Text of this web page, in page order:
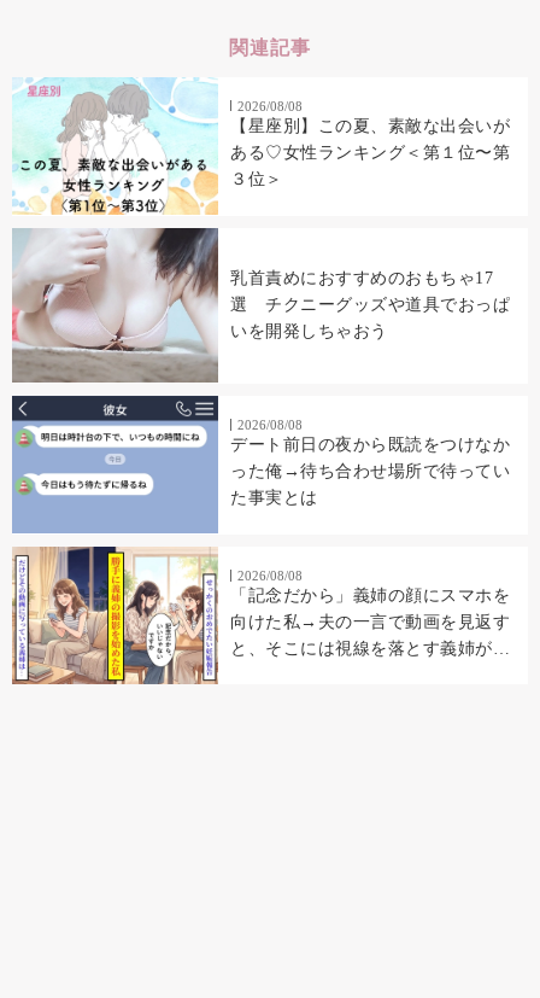
関連記事
2026/08/08
【星座別】この夏、素敵な出会いが
ある♡女性ランキング＜第１位〜第
３位＞
乳首責めにおすすめのおもちゃ17
選 チクニーグッズや道具でおっぱ
いを開発しちゃおう
2026/08/08
デート前日の夜から既読をつけなか
った俺→待ち合わせ場所で待ってい
た事実とは
2026/08/08
「記念だから」義姉の顔にスマホを
向けた私→夫の一言で動画を見返す
と、そこには視線を落とす義姉が映